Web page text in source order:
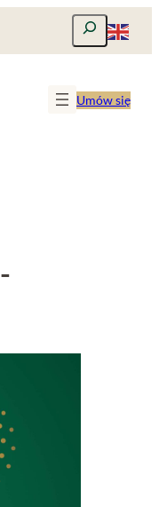
Szukaj
Umów się